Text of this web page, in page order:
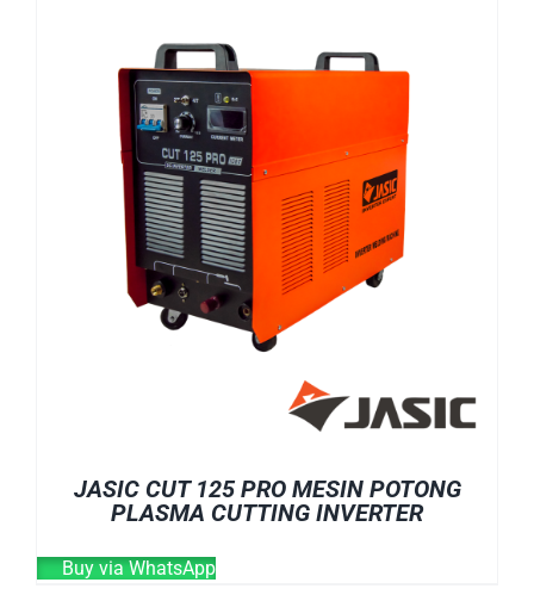
JASIC CUT 125 PRO MESIN POTONG
PLASMA CUTTING INVERTER
Buy via WhatsApp